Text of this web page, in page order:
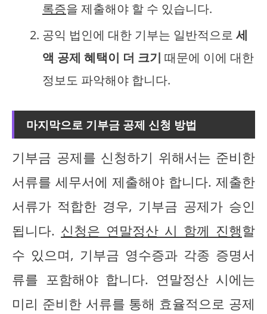
록증을 제출해야 할 수 있습니다.
공익 법인에 대한 기부는 일반적으로 세
액 공제 혜택이 더 크기 때문에 이에 대한
정보도 파악해야 합니다.
마지막으로 기부금 공제 신청 방법
기부금 공제를 신청하기 위해서는 준비한
서류를 세무서에 제출해야 합니다. 제출한
서류가 적합한 경우, 기부금 공제가 승인
됩니다. 신청은 연말정산 시 함께 진행할
수 있으며, 기부금 영수증과 각종 증명서
류를 포함해야 합니다. 연말정산 시에는
미리 준비한 서류를 통해 효율적으로 공제